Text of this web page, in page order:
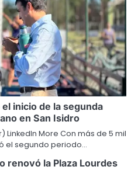
inicio de la segunda
en San Isidro
LinkedIn More Con más de 5 mil
el segundo periodo…
renovó la Plaza Lourdes